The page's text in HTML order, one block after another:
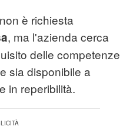
è richiesta
, ma l'azienda cerca
delle competenze
sia disponibile a
in reperibilità.